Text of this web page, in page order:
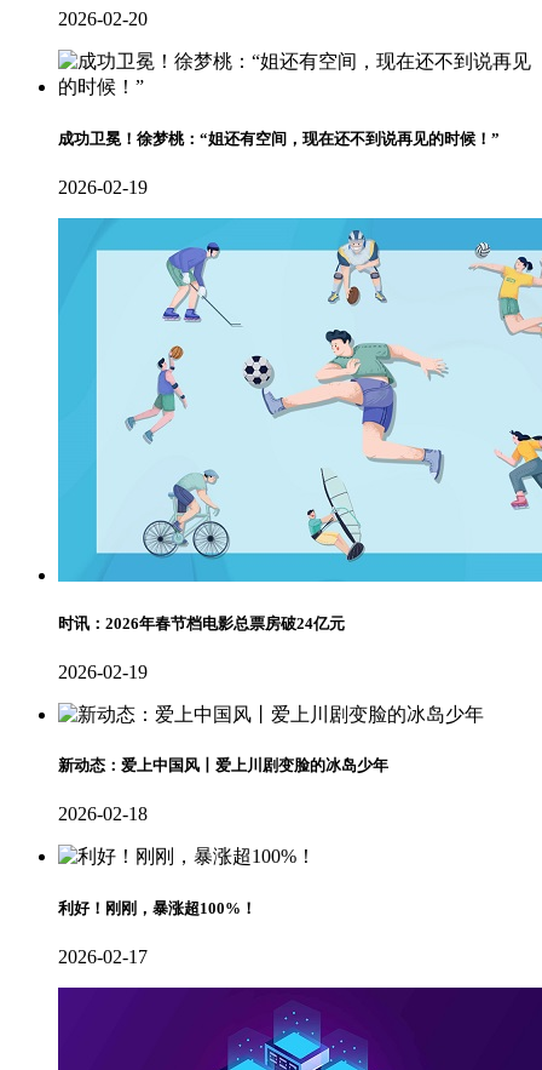
2026-02-20
成功卫冕！徐梦桃：“姐还有空间，现在还不到说再见的时候！”
2026-02-19
时讯：2026年春节档电影总票房破24亿元
2026-02-19
新动态：爱上中国风丨爱上川剧变脸的冰岛少年
2026-02-18
利好！刚刚，暴涨超100%！
2026-02-17